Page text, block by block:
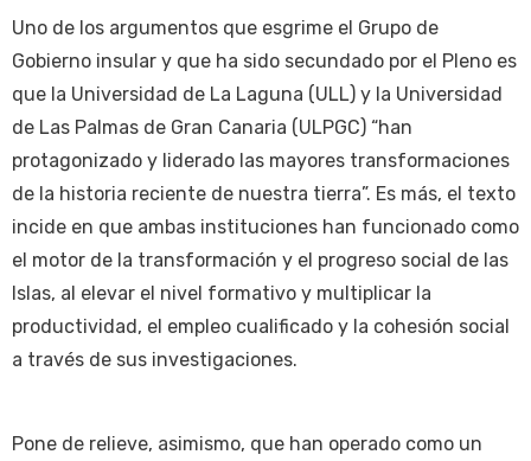
Uno de los argumentos que esgrime el Grupo de
Gobierno insular y que ha sido secundado por el Pleno es
que la Universidad de La Laguna (ULL) y la Universidad
de Las Palmas de Gran Canaria (ULPGC) “han
protagonizado y liderado las mayores transformaciones
de la historia reciente de nuestra tierra”. Es más, el texto
incide en que ambas instituciones han funcionado como
el motor de la transformación y el progreso social de las
Islas, al elevar el nivel formativo y multiplicar la
productividad, el empleo cualificado y la cohesión social
a través de sus investigaciones.
Pone de relieve, asimismo, que han operado como un